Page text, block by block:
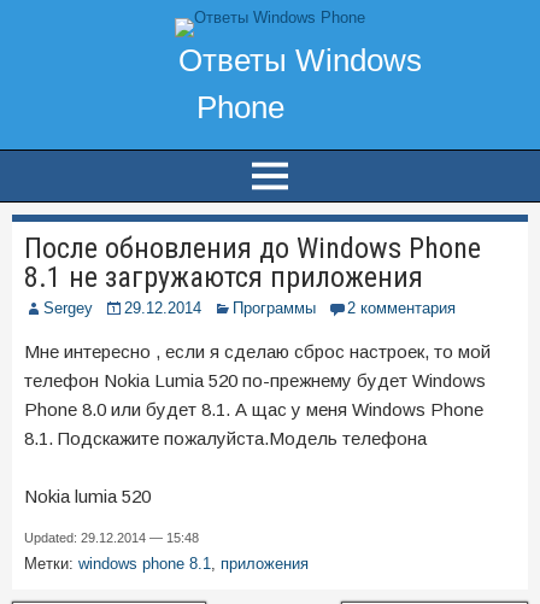
После обновления до Windows Phone
8.1 не загружаются приложения
Sergey 29.12.2014 Программы 2 комментария
Мне интересно , если я сделаю сброс настроек, то мой
телефон Nokia Lumia 520 по-прежнему будет Windows
Phone 8.0 или будет 8.1. А щас у меня Windows Phone
8.1. Подскажите пожалуйста.Модель телефона
Nokia lumia 520
Updated: 29.12.2014 — 15:48
Метки: windows phone 8.1, приложения